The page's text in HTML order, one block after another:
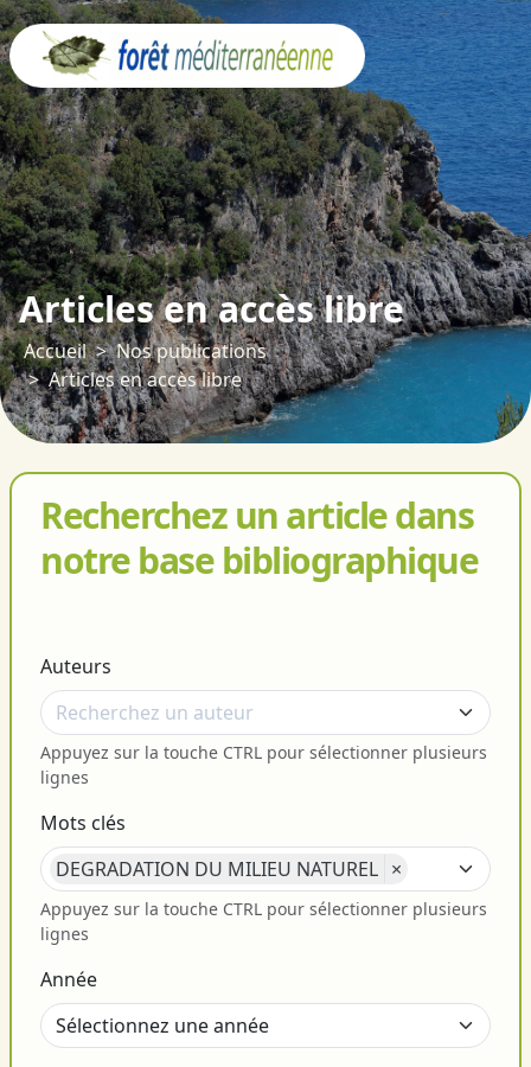
Articles en accès libre
Accueil
Nos publications
Articles en accès libre
Recherchez un article dans
notre base bibliographique
Auteurs
Appuyez sur la touche CTRL pour sélectionner plusieurs
lignes
Mots clés
DEGRADATION DU MILIEU NATUREL ×
Appuyez sur la touche CTRL pour sélectionner plusieurs
lignes
Année
Panneau de gestion des cookies